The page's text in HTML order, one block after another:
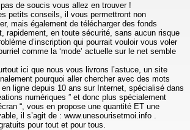
de soucis vous allez en trouver !
petits conseils, il vous permettront non
mais également de télécharger des fonds
rapidement, en toute sécurité, sans aucun risque
d’inscription qui pourrait vouloir vous voler
comme la ‘mode’ actuelle sur le net semble
ici que nous vous livrons l’astuce, un site
pourquoi aller chercher avec des mots
ligne depuis 10 ans sur Internet, spécialisé dans
numériques ” et donc plus spécialement
“, vous en propose une quantité ET une
il s’agit de : www.unesourisetmoi.info .
pour tout et pour tous.